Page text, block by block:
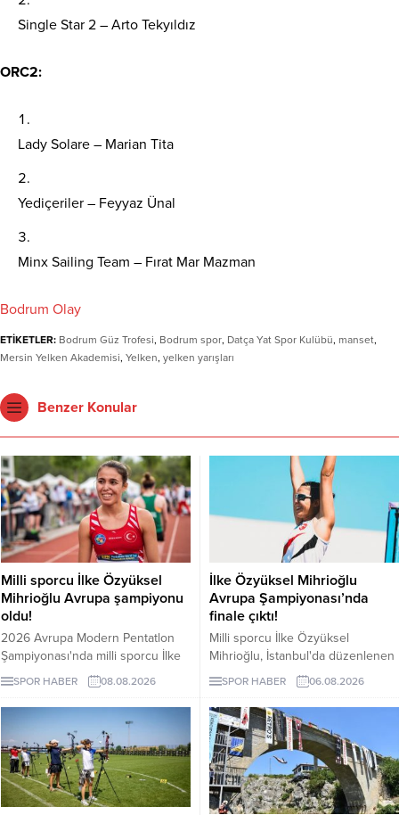
Single Star 2 – Arto Tekyıldız
ORC2:
Lady Solare – Marian Tita
Yediçeriler – Feyyaz Ünal
Minx Sailing Team – Fırat Mar Mazman
Bodrum Olay
ETİKETLER: Bodrum Güz Trofesi, Bodrum spor, Datça Yat Spor Kulübü, manset,
Mersin Yelken Akademisi, Yelken, yelken yarışları
Benzer Konular
Milli sporcu İlke Özyüksel
Mihrioğlu Avrupa şampiyonu
oldu!
2026 Avrupa Modern Pentatlon
Şampiyonası'nda milli sporcu İlke
Özyüksel Mihrioğlu, altın madalya
kazandı. Mihrioğlu, pentatlon'da
ülkemize altın madalyayı getiren ilk
sporcumuz oldu.
SPOR HABER 08.08.2026
İlke Özyüksel Mihrioğlu
Avrupa Şampiyonası’nda
finale çıktı!
Milli sporcu İlke Özyüksel
Mihrioğlu, İstanbul'da düzenlenen
2026 Avrupa Büyükler Modern
Pentatlon Şampiyonası'nda adını
finale yazdırdı.
SPOR HABER 06.08.2026